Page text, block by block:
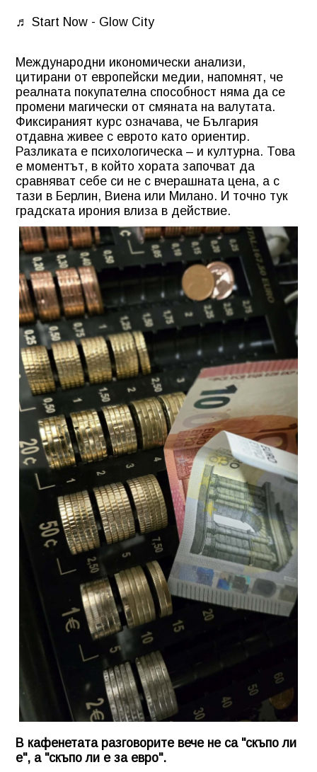
♬ Start Now - Glow City
Международни икономически анализи,
цитирани от европейски медии, напомнят, че
реалната покупателна способност няма да се
промени магически от смяната на валутата.
Фиксираният курс означава, че България
отдавна живее с еврото като ориентир.
Разликата е психологическа – и културна. Това
е моментът, в който хората започват да
сравняват себе си не с вчерашната цена, а с
тази в Берлин, Виена или Милано. И точно тук
градската ирония влиза в действие.
В кафенетата разговорите вече не са "скъпо ли
е", а "скъпо ли е за евро".